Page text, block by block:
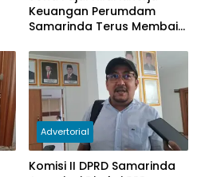
Keuangan Perumdam
Samarinda Terus Membaik,
Subsidi Berkurang
Advertorial
Komisi II DPRD Samarinda